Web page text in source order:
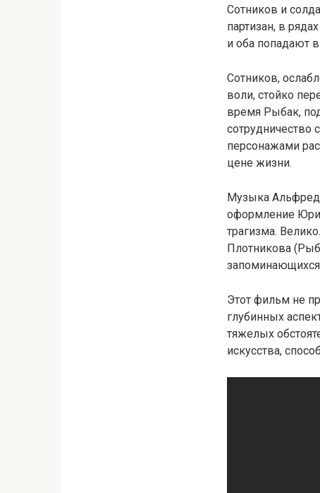
Сотников и
партизан, в
и оба попадают
Сотников,
воли, стойко
время Рыбак,
сотрудничество
персонажами
цене жизни.
Музыка
оформление
трагизма.
Плотникова
запоминающихся
Этот фильм не
глубинных
тяжелых
искусства,